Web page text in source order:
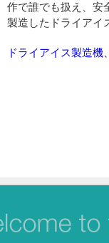
作で誰でも扱え、安
製造したドライアイ
ドライアイス製造